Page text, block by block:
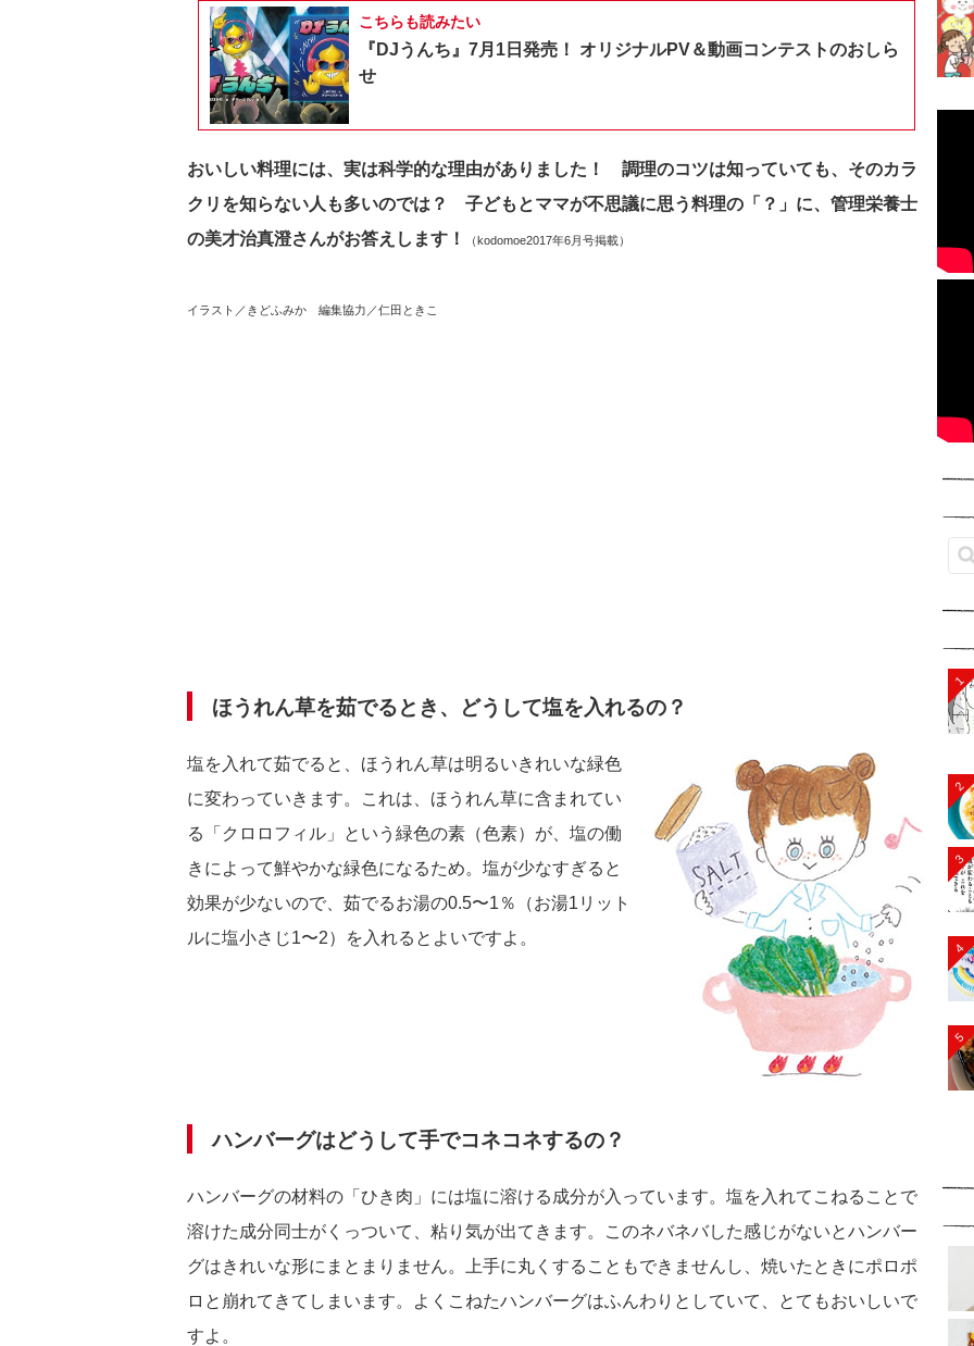
こちらも読みたい
『DJうんち』7月1日発売！ オリジナルPV＆動画コンテストのおしら
せ
おいしい料理には、実は科学的な理由がありました！ 調理のコツは知っていても、そのカラ
クリを知らない人も多いのでは？ 子どもとママが不思議に思う料理の「？」に、管理栄養士
の美才治真澄さんがお答えします！
（kodomoe2017年6月号掲載）
イラスト／きどふみか 編集協力／仁田ときこ
ほうれん草を茹でるとき、どうして塩を入れるの？
塩を入れて茹でると、ほうれん草は明るいきれいな緑色
に変わっていきます。これは、ほうれん草に含まれてい
る「クロロフィル」という緑色の素（色素）が、塩の働
きによって鮮やかな緑色になるため。塩が少なすぎると
効果が少ないので、茹でるお湯の0.5〜1％（お湯1リット
ルに塩小さじ1〜2）を入れるとよいですよ。
ハンバーグはどうして手でコネコネするの？
ハンバーグの材料の「ひき肉」には塩に溶ける成分が入っています。塩を入れてこねることで
溶けた成分同士がくっついて、粘り気が出てきます。このネバネバした感じがないとハンバー
グはきれいな形にまとまりません。上手に丸くすることもできませんし、焼いたときにポロポ
ロと崩れてきてしまいます。よくこねたハンバーグはふんわりとしていて、とてもおいしいで
すよ。
1
2
3
4
5